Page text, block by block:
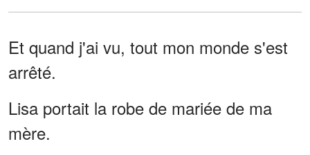
Et quand j'ai vu, tout mon monde s'est
arrêté.
Lisa portait la robe de mariée de ma
mère.